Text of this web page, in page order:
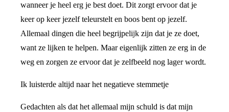
wanneer je heel erg je best doet. Dit zorgt ervoor dat je
keer op keer jezelf teleurstelt en boos bent op jezelf.
Allemaal dingen die heel begrijpelijk zijn dat je ze doet,
want ze lijken te helpen. Maar eigenlijk zitten ze erg in de
weg en zorgen ze ervoor dat je zelfbeeld nog lager wordt.
Ik luisterde altijd naar het negatieve stemmetje
Gedachten als dat het allemaal mijn schuld is dat mijn